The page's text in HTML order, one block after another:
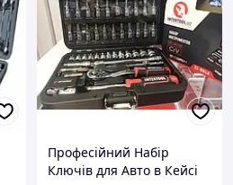
Професійний Набір
Ключів для Авто в Кейсі